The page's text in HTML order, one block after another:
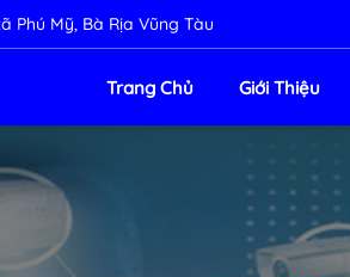
Phú Mỹ, Bà Rịa Vũng Tàu
Trang Chủ Giới Thiệu